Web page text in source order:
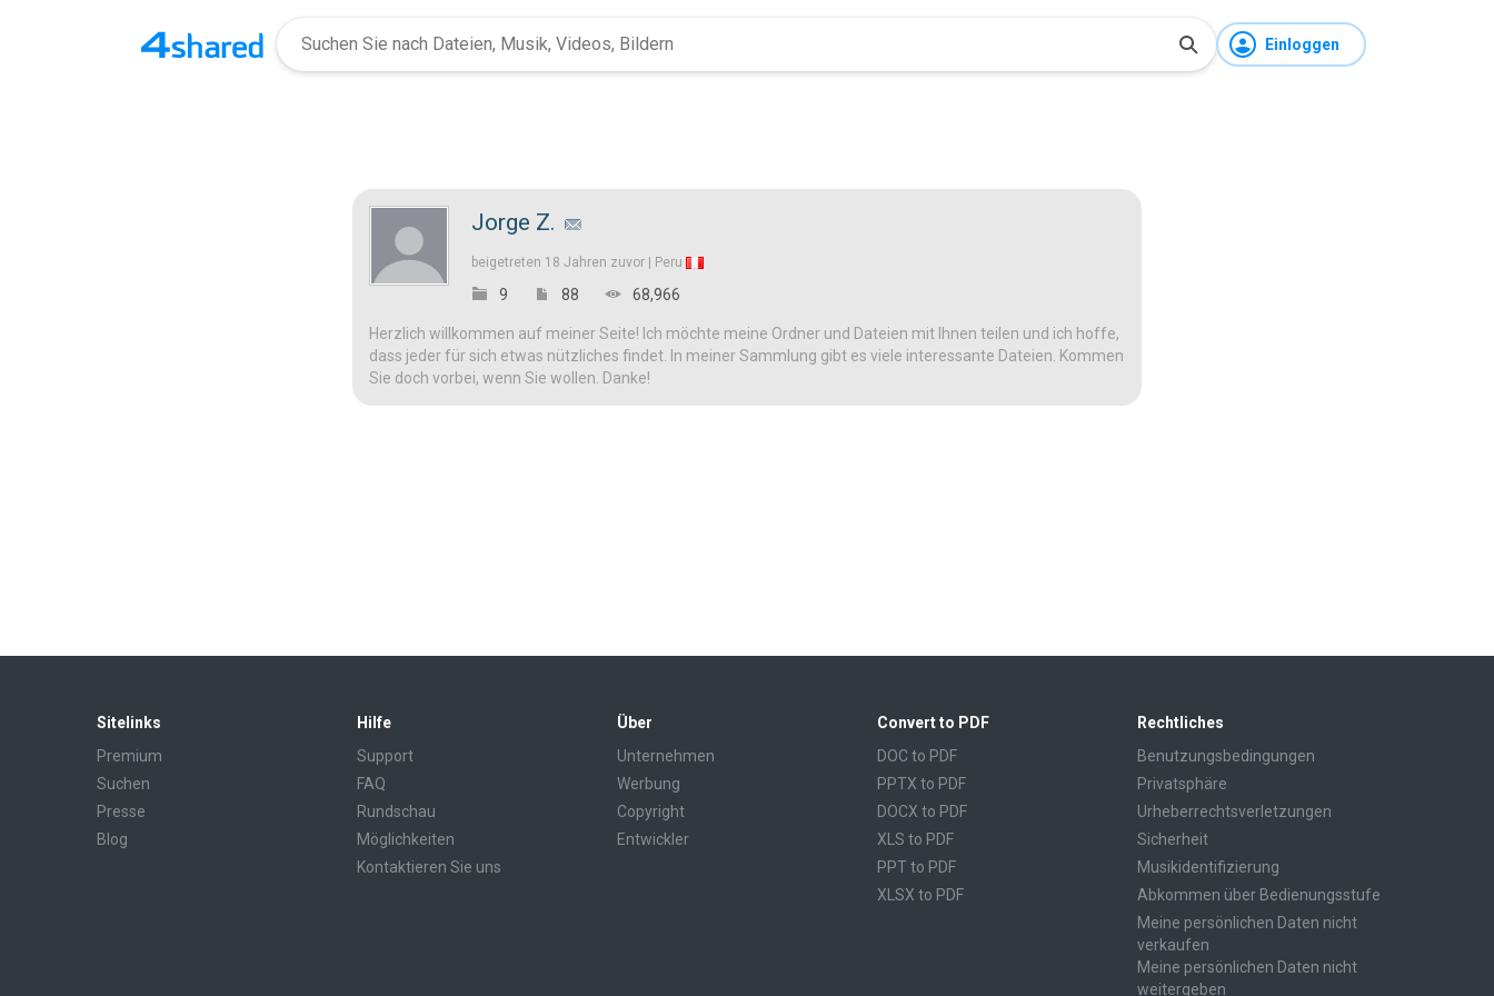
Einloggen
Jorge Z.
beigetreten 18 Jahren zuvor | Peru
9 88 68,966
Herzlich willkommen auf meiner Seite! Ich möchte meine Ordner und Dateien mit Ihnen teilen und ich hoffe,
dass jeder für sich etwas nützliches findet. In meiner Sammlung gibt es viele interessante Dateien. Kommen
Sie doch vorbei, wenn Sie wollen. Danke!
Sitelinks
Premium
Suchen
Presse
Blog
Hilfe
Support
FAQ
Rundschau
Möglichkeiten
Kontaktieren Sie uns
Über
Unternehmen
Werbung
Copyright
Entwickler
Convert to PDF
DOC to PDF
PPTX to PDF
DOCX to PDF
XLS to PDF
PPT to PDF
XLSX to PDF
Rechtliches
Benutzungsbedingungen
Privatsphäre
Urheberrechtsverletzungen
Sicherheit
Musikidentifizierung
Abkommen über Bedienungsstufe
Meine persönlichen Daten nicht
verkaufen
Meine persönlichen Daten nicht
weitergeben